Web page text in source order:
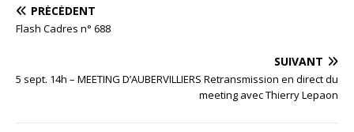
PRÉCÉDENT
Flash Cadres n° 688
SUIVANT
5 sept. 14h – MEETING D’AUBERVILLIERS Retransmission en direct du
meeting avec Thierry Lepaon